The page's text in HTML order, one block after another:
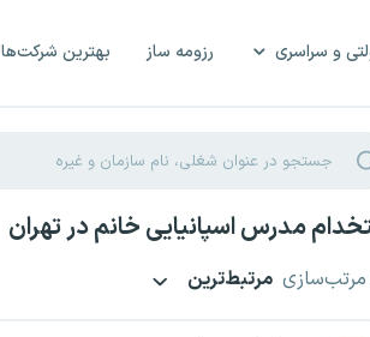
و سراسری رزومه ساز بهترین شرکت‌ها
مدرس اسپانیایی خانم در تهران
مرتب‌سازی مرتبط‌ترین